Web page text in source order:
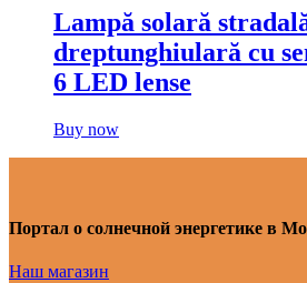
Lampă solară
dreptunghiulară cu
6 LED lense
Buy now
Портал о солнечной энергетике в
Наш магазин